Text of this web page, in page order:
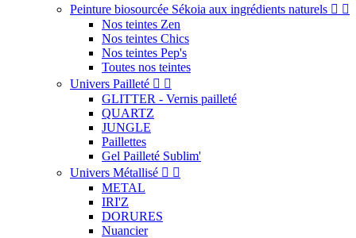
Peinture biosourcée Sékoia aux ingrédients naturels  
Nos teintes Zen
Nos teintes Chics
Nos teintes Pep's
Toutes nos teintes
Univers Pailleté  
GLITTER - Vernis pailleté
QUARTZ
JUNGLE
Paillettes
Gel Pailleté Sublim'
Univers Métallisé  
METAL
IRI'Z
DORURES
Nuancier